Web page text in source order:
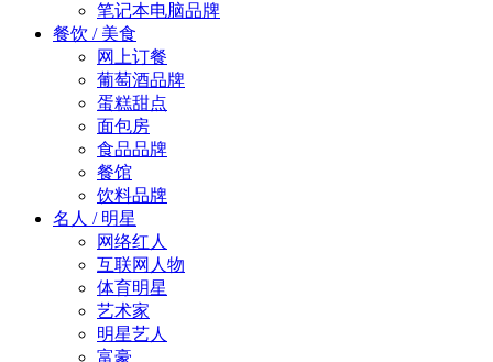
笔记本电脑品牌
餐饮 / 美食
网上订餐
葡萄酒品牌
蛋糕甜点
面包房
食品品牌
餐馆
饮料品牌
名人 / 明星
网络红人
互联网人物
体育明星
艺术家
明星艺人
富豪